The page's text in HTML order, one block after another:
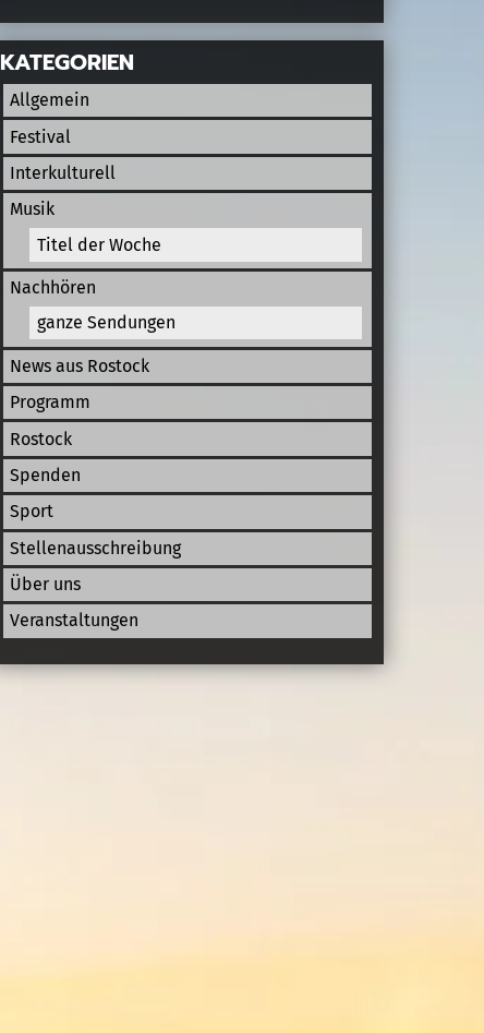
KATEGORIEN
Allgemein
Festival
Interkulturell
Musik
Titel der Woche
Nachhören
ganze Sendungen
News aus Rostock
Programm
Rostock
Spenden
Sport
Stellenausschreibung
Über uns
Veranstaltungen